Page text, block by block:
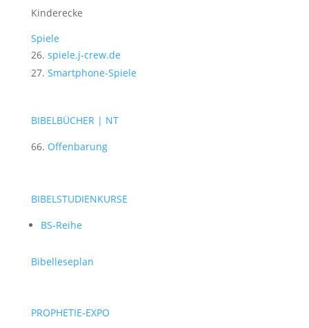
Kinderecke
Spiele
spiele.j-crew.de
Smartphone-Spiele
BIBELBÜCHER | NT
Offenbarung
BIBELSTUDIENKURSE
BS-Reihe
Bibelleseplan
PROPHETIE-EXPO